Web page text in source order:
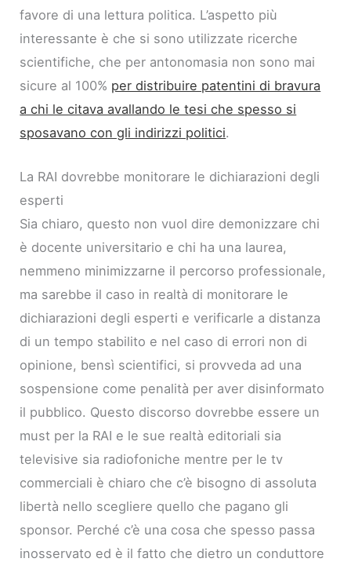
favore di una lettura politica. L’aspetto più
interessante è che si sono utilizzate ricerche
scientifiche, che per antonomasia non sono mai
sicure al 100% per distribuire patentini di bravura
a chi le citava avallando le tesi che spesso si
sposavano con gli indirizzi politici.
La RAI dovrebbe monitorare le dichiarazioni degli
esperti
Sia chiaro, questo non vuol dire demonizzare chi
è docente universitario e chi ha una laurea,
nemmeno minimizzarne il percorso professionale,
ma sarebbe il caso in realtà di monitorare le
dichiarazioni degli esperti e verificarle a distanza
di un tempo stabilito e nel caso di errori non di
opinione, bensì scientifici, si provveda ad una
sospensione come penalità per aver disinformato
il pubblico. Questo discorso dovrebbe essere un
must per la RAI e le sue realtà editoriali sia
televisive sia radiofoniche mentre per le tv
commerciali è chiaro che c’è bisogno di assoluta
libertà nello scegliere quello che pagano gli
sponsor. Perché c’è una cosa che spesso passa
inosservato ed è il fatto che dietro un conduttore